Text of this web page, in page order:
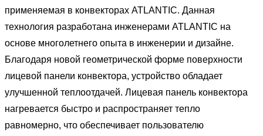
применяемая в конвекторах ATLANTIC. Данная
технология разработана инженерами ATLANTIC на
основе многолетнего опыта в инженерии и дизайне.
Благодаря новой геометрической форме поверхности
лицевой панели конвектора, устройство обладает
улучшенной теплоотдачей. Лицевая панель конвектора
нагревается быстро и распространяет тепло
равномерно, что обеспечивает пользователю